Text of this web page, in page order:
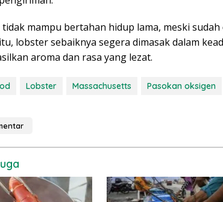
mampu bertahan hidup lama, meski
lobster sebaiknya segera dimasak dalam
aroma dan rasa yang lezat.
Lobster Massachusetts Pasokan oksigen